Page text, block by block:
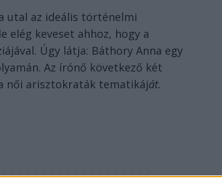
utal az ideális történelmi
elég keveset ahhoz, hogy a
Úgy látja: Báthory Anna egy
Az írónő következő két
női arisztokraták tematikáját.